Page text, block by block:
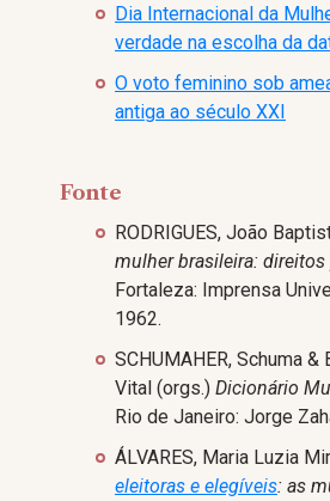
Dia Internacional da
verdade na escolha da
O voto feminino sob
antiga ao século XXI
Fonte
RODRIGUES, João
mulher brasileira:
Fortaleza: Imprensa
1962.
SCHUMAHER, Schuma &
Vital (orgs.) Dicionário
Rio de Janeiro: Jorge
ÁLVARES, Maria Luzia
eleitoras e elegíveis: as